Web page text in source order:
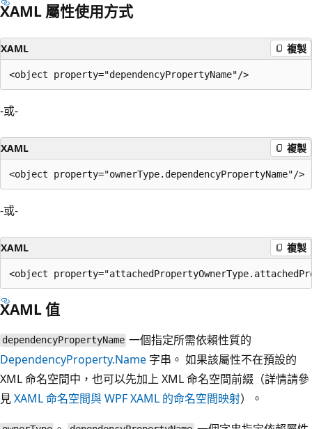
XAML 屬性使用方式
XAML 複製
-或-
XAML 複製
-或-
XAML 複製
XAML 值
dependencyPropertyName 一個指定所需依賴性質的
DependencyProperty.Name 字串。 如果該屬性不在預設的
XML 命名空間中，也可以先加上 XML 命名空間前綴（詳情請參
見XAML 命名空間與 WPF XAML 的命名空間映射）。